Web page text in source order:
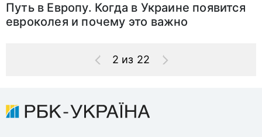
Путь в Европу. Когда в Украине появится
евроколея и почему это важно
2 из 22